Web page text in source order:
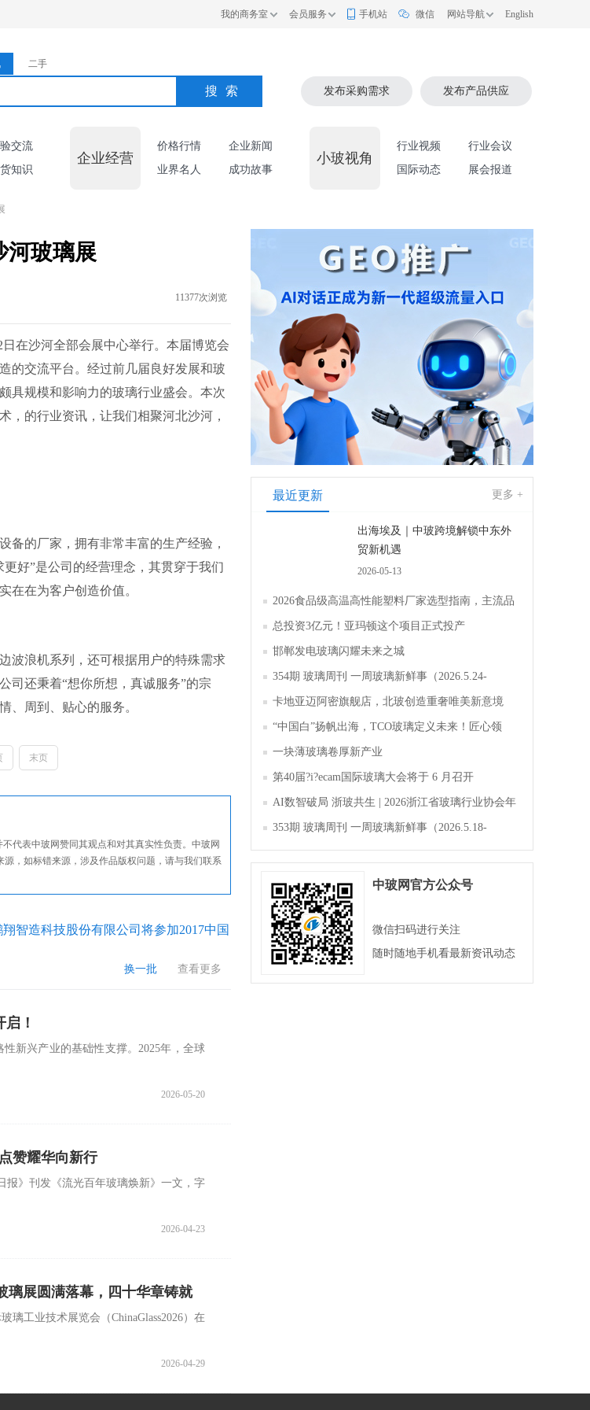
我的商务室 会员服务 手机站 微信 网站导航 English
二手
搜索 发布采购需求 发布产品供应
交流
知识
企业经营
价格行情
企业新闻
业界名人
成功故事
小玻视角
行业视频
行业会议
国际动态
展会报道
最近更新 更多 +
出海埃及｜中玻跨境解锁中东外
贸新机遇
2026-05-13
2026食品级高温高性能塑料厂家选型指南，主流品
牌全面解析评测
总投资3亿元！亚玛顿这个项目正式投产
邯郸发电玻璃闪耀未来之城
354期 玻璃周刊 一周玻璃新鲜事（2026.5.24-
2026.5.30）
卡地亚迈阿密旗舰店，北玻创造重奢唯美新意境
“中国白”扬帆出海，TCO玻璃定义未来！匠心领
航，淄博新材料产业聚势成峰
一块薄玻璃卷厚新产业
第40届?i?ecam国际玻璃大会将于 6 月召开
AI数智破局 浙玻共生 | 2026浙江省玻璃行业协会年
会暨第四届四次会员大会成功举办
353期 玻璃周刊 一周玻璃新鲜事（2026.5.18-
2026.5.23）
中玻网官方公众号
微信扫码进行关注
随时随地手机看最新资讯动态
河玻璃展
11377次浏览
在沙河全部会展中心举行。本届博览会
的交流平台。经过前几届良好发展和玻
具规模和影响力的玻璃行业盛会。本次
，的行业资讯，让我们相聚河北沙河，
的厂家，拥有非常丰富的生产经验，
好”是公司的经营理念，其贯穿于我们
在在为客户创造价值。
浪机系列，还可根据用户的特殊需求
司还秉着“想你所想，真诚服务”的宗
、周到、贴心的服务。
末页
代表中玻网赞同其观点和对其真实性负责。中玻网
，如标错来源，涉及作品版权问题，请与我们联系
智造科技股份有限公司将参加2017中国
查看更多
换一批
！
新兴产业的基础性支撑。2025年，全球
2026-05-20
赞耀华向新行
报》刊发《流光百年玻璃焕新》一文，字
2026-04-23
展圆满落幕，四十华章铸就
璃工业技术展览会（ChinaGlass2026）在
2026-04-29